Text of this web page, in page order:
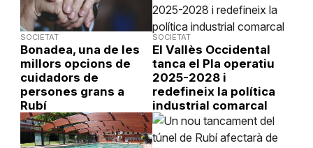
SOCIETAT
Bonadea, una de les
millors opcions de
cuidadors de
persones grans a
Rubí
SOCIETAT
El Vallès Occidental
tanca el Pla operatiu
2025-2028 i
redefineix la política
industrial comarcal